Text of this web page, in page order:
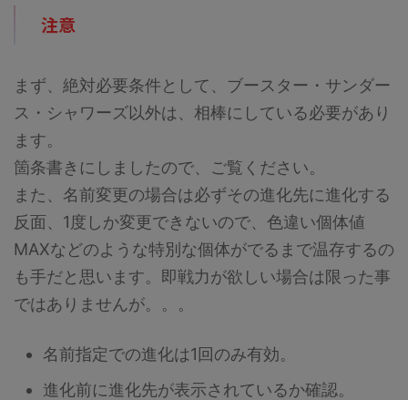
注意
まず、絶対必要条件として、ブースター・サンダー
ス・シャワーズ以外は、相棒にしている必要があり
ます。
箇条書きにしましたので、ご覧ください。
また、名前変更の場合は必ずその進化先に進化する
反面、1度しか変更できないので、色違い個体値
MAXなどのような特別な個体がでるまで温存するの
も手だと思います。即戦力が欲しい場合は限った事
ではありませんが。。。
名前指定での進化は1回のみ有効。
進化前に進化先が表示されているか確認。